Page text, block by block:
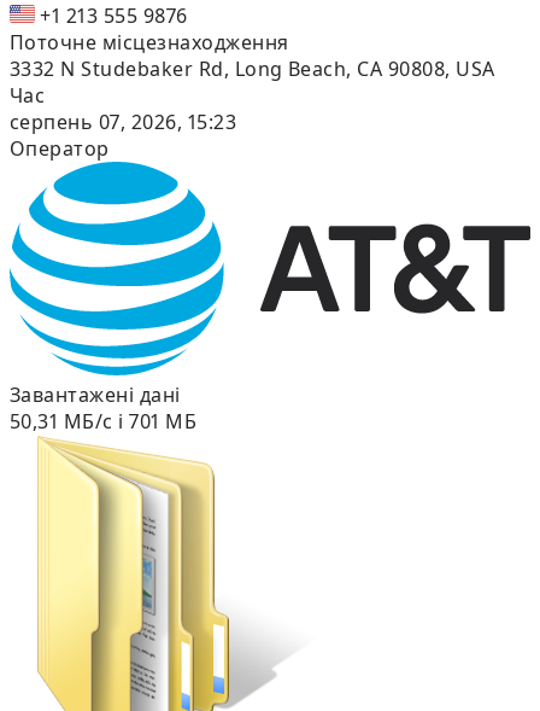
+1 213 555 9876
Поточне місцезнаходження
3332 N Studebaker Rd, Long Beach, CA 90808, USA
Час
серпень 07, 2026, 15:23
Оператор
Завантажені дані
50,31 МБ/с і 701 МБ